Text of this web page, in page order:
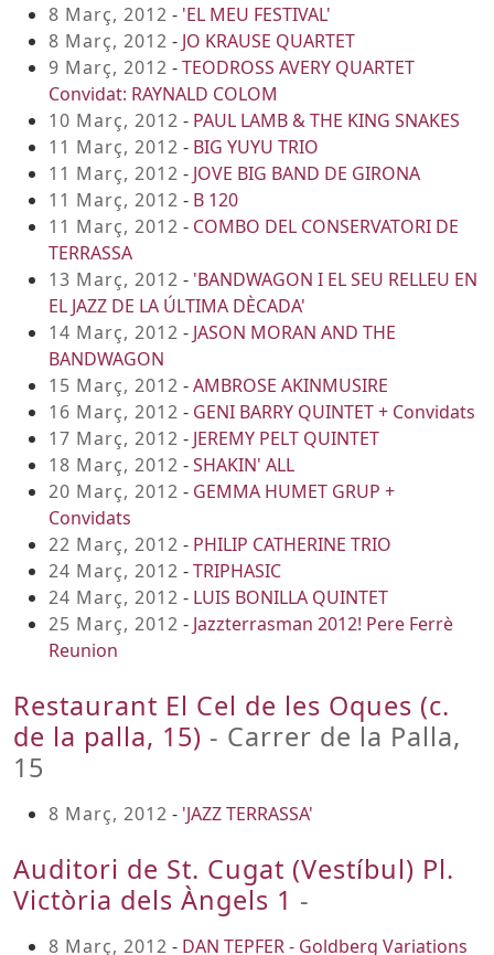
8 Març, 2012 - 'EL MEU FESTIVAL'
8 Març, 2012 - JO KRAUSE QUARTET
9 Març, 2012 -TEODROSS AVERY QUARTET
Convidat: RAYNALD COLOM
10 Març, 2012 - PAUL LAMB & THE KING SNAKES
11 Març, 2012 - BIG YUYU TRIO
11 Març, 2012 - JOVE BIG BAND DE GIRONA
11 Març, 2012 - B 120
11 Març, 2012 - COMBO DEL CONSERVATORI DE
TERRASSA
13 Març, 2012 - 'BANDWAGON I EL SEU RELLEU EN
EL JAZZ DE LA ÚLTIMA DÈCADA'
14 Març, 2012 - JASON MORAN AND THE
BANDWAGON
15 Març, 2012 -AMBROSE AKINMUSIRE
16 Març, 2012 - GENI BARRY QUINTET + Convidats
17 Març, 2012 - JEREMY PELT QUINTET
18 Març, 2012 -SHAKIN' ALL
20 Març, 2012 - GEMMA HUMET GRUP +
Convidats
22 Març, 2012 - PHILIP CATHERINE TRIO
24 Març, 2012 -TRIPHASIC
24 Març, 2012 - LUIS BONILLA QUINTET
25 Març, 2012 - Jazzterrasman 2012! Pere Ferrè
Reunion
Restaurant El Cel de les Oques (c.
de la palla, 15) - Carrer de la Palla,
15
8 Març, 2012 - 'JAZZ TERRASSA'
Auditori de St. Cugat (Vestíbul) Pl.
Victòria dels Àngels 1 -
8 Març, 2012 - DAN TEPFER - Goldberg Variations